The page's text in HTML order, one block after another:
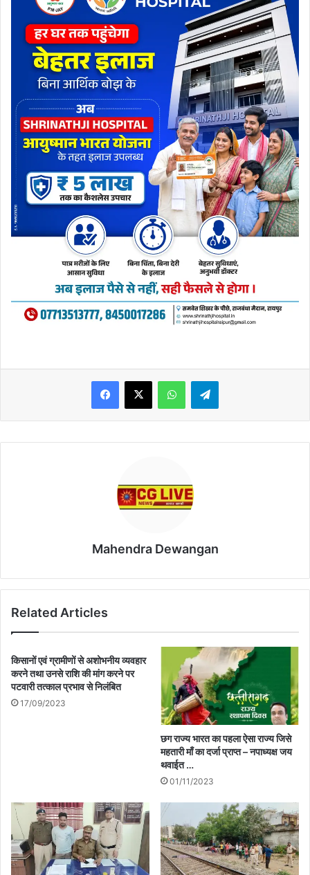
WhatsAppTelegram
Mahendra Dewangan
Related Articles
किसानों एवं ग्रामीणों से अशोभनीय व्यवहार
करने तथा उनसे राशि की मांग करने पर
पटवारी तत्काल प्रभाव से निलंबित
17/09/2023
छग राज्य भारत का पहला ऐसा राज्य जिसे
महतारी माँ का दर्जा प्राप्त – नपाध्यक्ष जय
थवाईत …
01/11/2023